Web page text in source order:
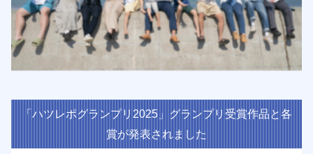
「ハツレポグランプリ2025」グランプリ受賞作品と各
賞が発表されました